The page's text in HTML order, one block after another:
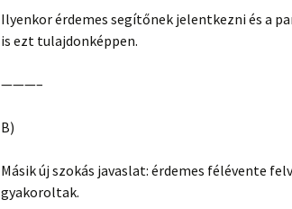
Ilyenkor érdemes segítőnek jelentkezni és a
is ezt tulajdonképpen.
———–
B)
Másik új szokás javaslat: érdemes félévente
gyakoroltak.